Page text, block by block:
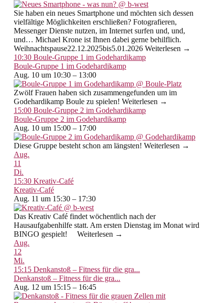
Sie haben ein neues Smartphone und möchten sich dessen
vielfältige Möglichkeiten erschließen? Fotografieren,
Messenger Dienste nutzen, im Internet surfen und, und,
und… Michael Krone ist Ihnen dabei gerne behilflich.
Weihnachtspause22.12.2025bis5.01.2026 Weiterlesen →
10:30 Boule-Gruppe 1 im Godehardikamp
Boule-Gruppe 1 im Godehardikamp
Aug. 10 um 10:30 – 13:00
Zwölf Frauen haben sich zusammengefunden um im
Godehardikamp Boule zu spielen! Weiterlesen →
15:00 Boule-Gruppe 2 im Godehardikamp
Boule-Gruppe 2 im Godehardikamp
Aug. 10 um 15:00 – 17:00
Diese Gruppe besteht schon am längsten! Weiterlesen →
Aug.
11
Di.
15:30 Kreativ-Café
Kreativ-Café
Aug. 11 um 15:30 – 17:30
Das Kreativ Café findet wöchentlich nach der
Hausaufgabenhilfe statt. Am ersten Dienstag im Monat wird
BINGO gespielt! Weiterlesen →
Aug.
12
Mi.
15:15 Denkanstoß – Fitness für die gra...
Denkanstoß – Fitness für die gra...
Aug. 12 um 15:15 – 16:45